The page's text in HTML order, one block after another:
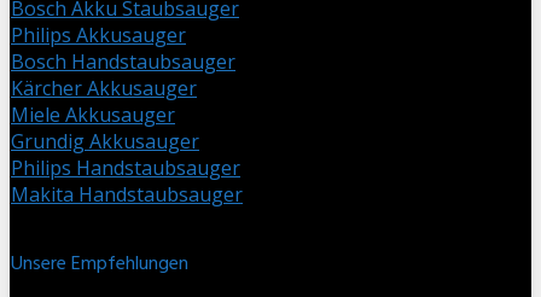
Bosch Akku Staubsauger
Philips Akkusauger
Bosch Handstaubsauger
Kärcher Akkusauger
Miele Akkusauger
Grundig Akkusauger
Philips Handstaubsauger
Makita Handstaubsauger
Unsere Empfehlungen